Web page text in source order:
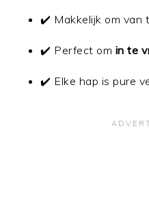
✔️ Makkelijk om van
✔️ Perfect om in te
✔️ Elke hap is pure